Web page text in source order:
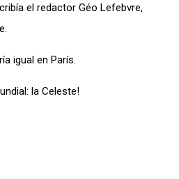
el redactor Géo Lefebvre,
igual en París.
la Celeste!